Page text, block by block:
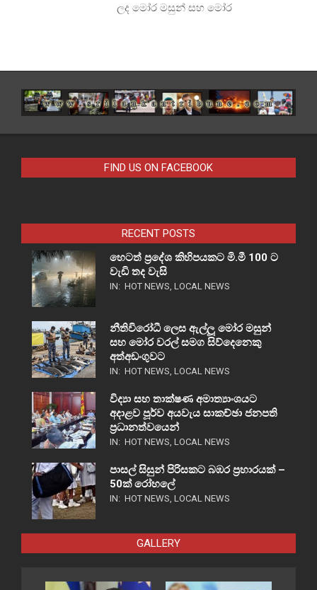
ලද මෝර මසුන් සහ මෝර
FIND US ON FACEBOOK
RECENT POSTS
හෙටත් ප්‍රදේශ කිහිපයකට මි.මී 100 ට
වැඩි තද වැසි
IN: HOT NEWS, LOCAL NEWS
නීතිවිරෝධී ලෙස ඇල්ලූ මෝර මසුන්
සහ මෝර වරල් සමග සිව්දෙනෙකු
අත්අඩංගුවට
IN: HOT NEWS, LOCAL NEWS
විද්‍යා සහ තාක්ෂණ අමාත්‍යාංශයට
අදාළව පූර්ව අයවැය සාකච්ඡා ජනපති
ප්‍රධානත්වයෙන්
IN: HOT NEWS, LOCAL NEWS
පාසල් සිසුන් පිරිසකට බඹර ප්‍රහාරයක් –
50ක් රෝහලේ
IN: HOT NEWS, LOCAL NEWS
GALLERY